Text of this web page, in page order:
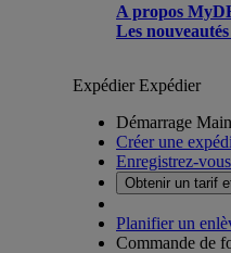
A propos
Les
ExpédierExpédier
Démarrage
Créer une
Enregistrez-
Obtenir un tarif
Planifier un
Commande de